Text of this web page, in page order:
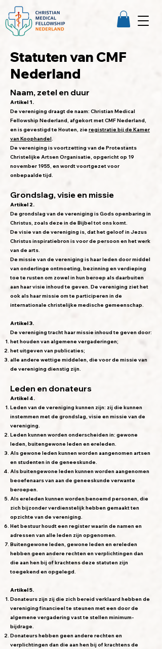
Statuten van CMF
Nederland
Naam, zetel en duur
Artikel 1.
De vereniging draagt de naam: Christian Medical
Fellowship Nederland, afgekort met CMF Nederland,
en is gevestigd te Houten, zie registratie bij de Kamer
van Koophandel.
De vereniging is voortzetting van de Protestants
Christelijke Artsen Organisatie, opgericht op 19
november 1955, en wordt voortgezet voor
onbepaalde tijd.
Grondslag, visie en missie
Artikel 2.
De grondslag van de vereniging is Gods openbaring in
Christus, zoals deze in de Bijbel tot ons komt.
De visie van de vereniging is, dat het geloof in Jezus
Christus inspiratiebron is voor de persoon en het werk
van de arts.
De missie van de vereniging is haar leden door middel
van onderlinge ontmoeting, bezinning en verdieping
toe te rusten om zowel in hun beroep als daarbuiten
aan haar visie inhoud te geven. De vereniging ziet het
ook als haar missie om te participeren in de
internationale christelijke medische gemeenschap.
Artikel 3.
De vereniging tracht haar missie inhoud te geven door:
het houden van algemene vergaderingen;
het uitgeven van publicaties;
alle andere wettige middelen, die voor de missie van
de vereniging dienstig zijn.
Leden en donateurs
Artikel 4.
Leden van de vereniging kunnen zijn: zij die kunnen
instemmen met de grondslag, visie en missie van de
vereniging.
Leden kunnen worden onderscheiden in: gewone
leden, buitengewone leden en ereleden.
Als gewone leden kunnen worden aangenomen artsen
en studenten in de geneeskunde.
Als buitengewone leden kunnen worden aangenomen
beoefenaars van aan de geneeskunde verwante
beroepen.
Als ereleden kunnen worden benoemd personen, die
zich bijzonder verdienstelijk hebben gemaakt ten
opzichte van de vereniging.
Het bestuur houdt een register waarin de namen en
adressen van alle leden zijn opgenomen.
Buitengewone leden, gewone leden en ereleden
hebben geen andere rechten en verplichtingen dan
die aan hen bij of krachtens deze statuten zijn
toegekend en opgelegd.
Artikel 5.
Donateurs zijn zij die zich bereid verklaard hebben de
vereniging financieel te steunen met een door de
algemene vergadering vast te stellen minimum-
bijdrage.
Donateurs hebben geen andere rechten en
verplichtingen dan die aan hen bij of krachtens de